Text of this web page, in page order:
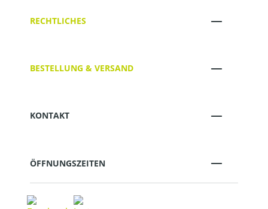
RECHTLICHES
BESTELLUNG & VERSAND
KONTAKT
ÖFFNUNGSZEITEN